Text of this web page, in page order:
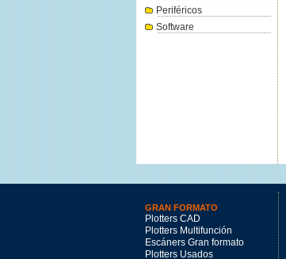
Periféricos
Software
Epson T6426 magenta claro
GRAN FORMATO
Plotters CAD
Plotters Multifunción
Escáners Gran formato
Plotters Usados